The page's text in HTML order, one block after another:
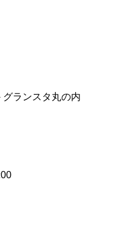
ランスタ丸の内